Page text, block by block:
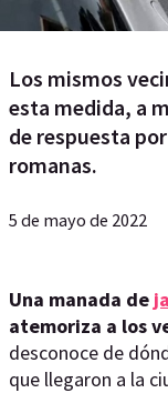
Los mismos
esta medida, a
de respuesta
romanas.
5 de mayo de 2022
Una manada de
atemoriza a los
desconoce de
que llegaron a la